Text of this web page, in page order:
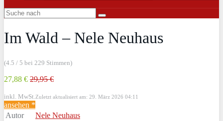
Im Wald – Nele Neuhaus
(4.5 / 5 bei 229 Stimmen)
27,88 € 29,95 €
inkl. MwSt. Zuletzt aktualisiert am: 29. März 2026 04:11
ansehen *
Autor
Nele Neuhaus